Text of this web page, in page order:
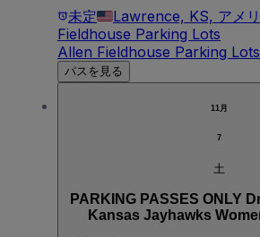
未定 Lawrence, KS, アメ
Fieldhouse Parking Lots
Allen Fieldhouse Parking Lots
パスを見る
11月
7
土
PARKING PASSES ONLY
Kansas Jayhawks